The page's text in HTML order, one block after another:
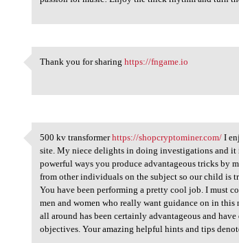
Thank you for sharing https:/
Thank you for sharinghttps://fngame.io
500 kv transformer
500 kv transformerhttps://shopcryptominer.com/ I
site. My niece delights in doing investigations and
powerful ways you produce advantageous tricks by
from other individuals on the subject so our child is
You have been performing a pretty cool job. I must
men and women who really want guidance on in
all around has been certainly advantageous and
objectives. Your amazing helpful hints and tips